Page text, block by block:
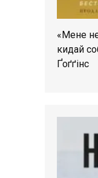
«Мене
кидай
Ґоґґінс